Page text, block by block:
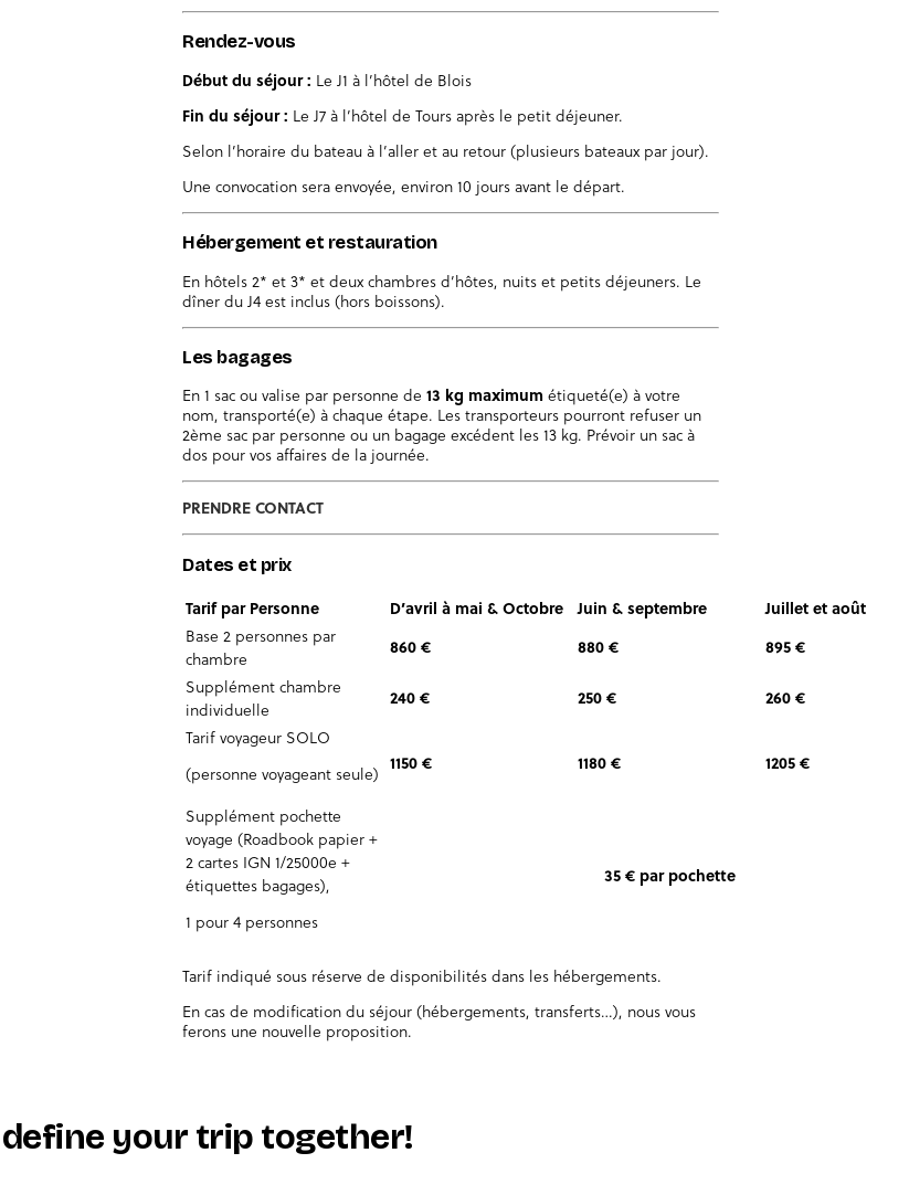
Rendez-vous
Début du séjour : Le J1 à l’hôtel de Blois
Fin du séjour : Le J7 à l’hôtel de Tours après le petit déjeuner.
Selon l’horaire du bateau à l’aller et au retour (plusieurs bateaux par jour).
Une convocation sera envoyée, environ 10 jours avant le départ.
Hébergement et restauration
En hôtels 2* et 3* et deux chambres d’hôtes, nuits et petits déjeuners. Le
dîner du J4 est inclus (hors boissons).
Les bagages
En 1 sac ou valise par personne de 13 kg maximum étiqueté(e) à votre
nom, transporté(e) à chaque étape. Les transporteurs pourront refuser un
2ème sac par personne ou un bagage excédent les 13 kg. Prévoir un sac à
dos pour vos affaires de la journée.
PRENDRE CONTACT
Dates et prix
Tarif par Personne D’avril à mai & Octobre Juin & septembre
Juillet et août
Base 2 personnes par
chambre
860 € 880 €
895 €
Supplément chambre
individuelle
240 € 250 €
260 €
Tarif voyageur SOLO
(personne voyageant seule) 1150 € 1180 € 1205 €
Supplément pochette
voyage (Roadbook papier +
2 cartes IGN 1/25000e +
étiquettes bagages),
1 pour 4 personnes
35 € par pochette
Tarif indiqué sous réserve de disponibilités dans les hébergements.
En cas de modification du séjour (hébergements, transferts…), nous vous
ferons une nouvelle proposition.
define your trip together!